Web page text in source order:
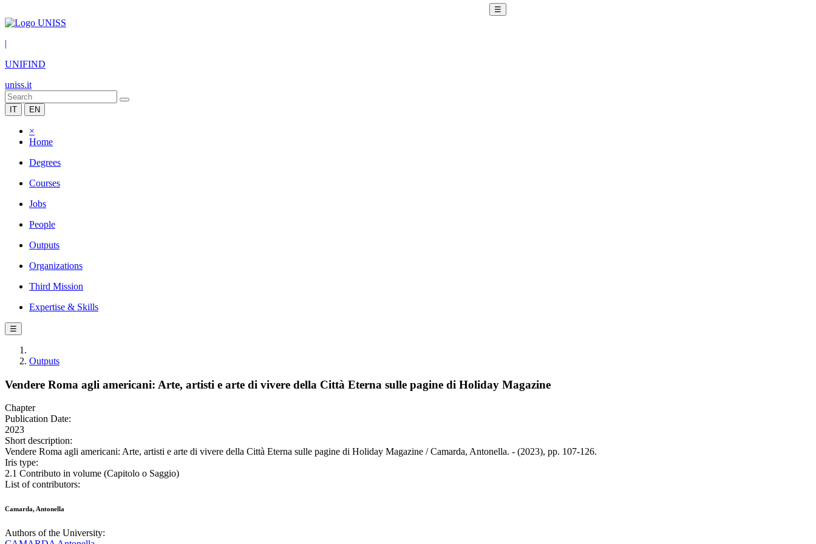
☰
|
UNIFIND
uniss.it
IT EN
×
Home
Degrees
Courses
Jobs
People
Outputs
Organizations
Third Mission
Expertise & Skills
☰
Outputs
Vendere Roma agli americani: Arte, artisti e arte di vivere della Città Eterna sulle pagine di Holiday Magazine
Chapter
Publication Date:
2023
Short description:
Vendere Roma agli americani: Arte, artisti e arte di vivere della Città Eterna sulle pagine di Holiday Magazine / Camarda, Antonella. - (2023), pp. 107-126.
Iris type:
2.1 Contributo in volume (Capitolo o Saggio)
List of contributors:
Camarda, Antonella
Authors of the University: